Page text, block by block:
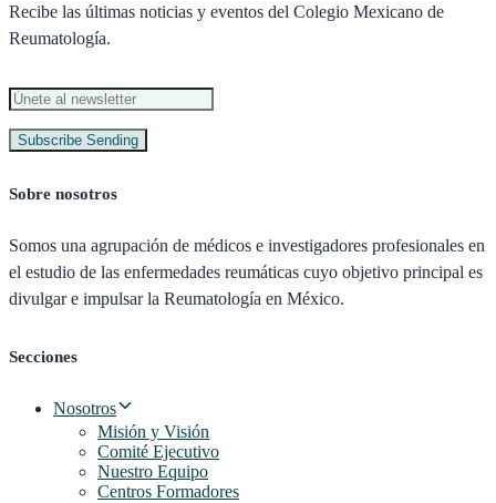
Recibe las últimas noticias y eventos del Colegio Mexicano de
Reumatología.
Subscribe Sending
Sobre nosotros
Somos una agrupación de médicos e investigadores profesionales en
el estudio de las enfermedades reumáticas cuyo objetivo principal es
divulgar e impulsar la Reumatología en México.
Secciones
Nosotros
Misión y Visión
Comité Ejecutivo
Nuestro Equipo
Centros Formadores